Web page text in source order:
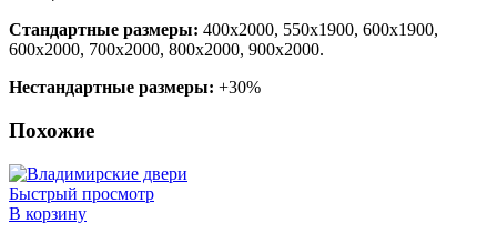
Стандартные размеры: 400х2000, 550х1900, 600х1900,
600х2000, 700х2000, 800х2000, 900х2000.
Нестандартные размеры: +30%
Похожие
Быстрый просмотр
В корзину